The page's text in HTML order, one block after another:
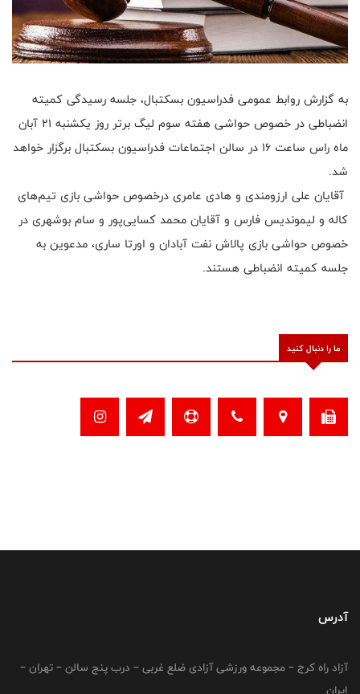
به گزارش روابط عمومی فدراسیون بسکتبال، جلسه رسیدگی کمیته
انضباطی در خصوص حواشی هفته سوم لیگ برتر روز یکشنبه ۲۱ آبان
ماه راس ساعت ۱۶ در سالن اجتماعات فدراسیون بسکتبال برگزار خواهد
شد.
آقایان علی ارزومندی و هادی عامری درخصوص حواشی بازی تیم‌های
کاله و لیموندیس فارس و آقایان محمد کسایی‌پور و سام بوشهری در
خصوص حواشی بازی پالاش نفت آبادان و اورتا ساری، مدعوین به
جلسه کمیته انضباطی هستند.
ما را دنبال کنید
آدرس
آزاد راه کرج – مجموعه ورزشی آزادی ضلع غربی – درب پنج سالن – تهران –
ایران